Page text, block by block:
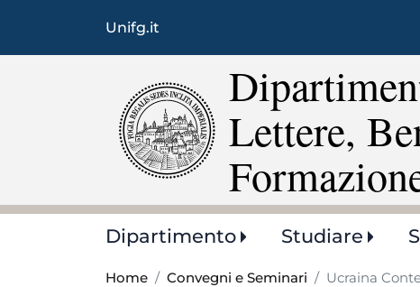
Unifg.it
Lettere,
Main
navigation
Dipartimento Studiare
Home Convegni e Seminari Ucraina